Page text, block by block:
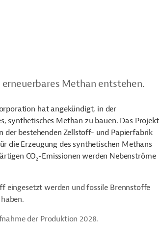
Methan entstehen.
hat angekündigt, in der
synthetisches Methan zu bauen. Das Projekt
der bestehenden Zellstoff- und Papierfabrik
die Erzeugung des synthetischen Methans
CO2-Emissionen werden Nebenströme
eingesetzt werden und fossile Brennstoffe
der Produktion 2028.